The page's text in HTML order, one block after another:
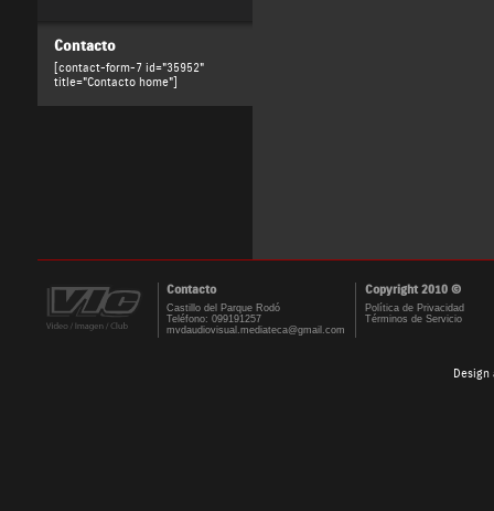
Contacto
[contact-form-7 id="35952"
title="Contacto home"]
Contacto Copyright 2010 ©
Castillo del Parque Rodó
Teléfono: 099191257
mvdaudiovisual.mediateca@gmail.com
Política de Privacidad
Términos de Servicio